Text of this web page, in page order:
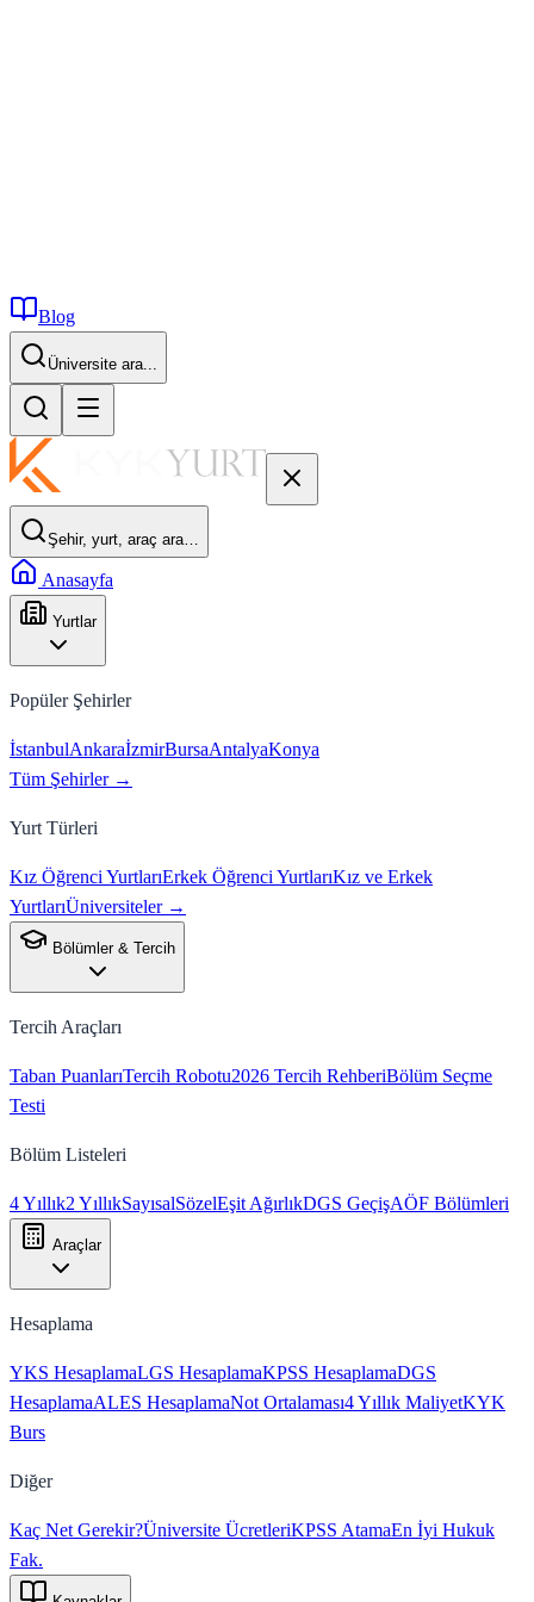
Blog
İstanbul...
Şehir, yurt, araç ara…
Anasayfa
Yurtlar
Popüler Şehirler
İstanbulAnkaraİzmirBursaAntalyaKonya
Tüm Şehirler →
Yurt Türleri
Kız Öğrenci YurtlarıErkek Öğrenci YurtlarıKız ve Erkek
YurtlarıÜniversiteler →
Bölümler & Tercih
Tercih Araçları
Taban PuanlarıTercih Robotu2026 Tercih RehberiBölüm Seçme
Testi
Bölüm Listeleri
4 Yıllık2 YıllıkSayısalSözelEşit AğırlıkDGS GeçişAÖF Bölümleri
Araçlar
Hesaplama
YKS HesaplamaLGS HesaplamaKPSS HesaplamaDGS
HesaplamaALES HesaplamaNot Ortalaması4 Yıllık MaliyetKYK
Burs
Diğer
Kaç Net Gerekir?Üniversite ÜcretleriKPSS AtamaEn İyi Hukuk
Fak.